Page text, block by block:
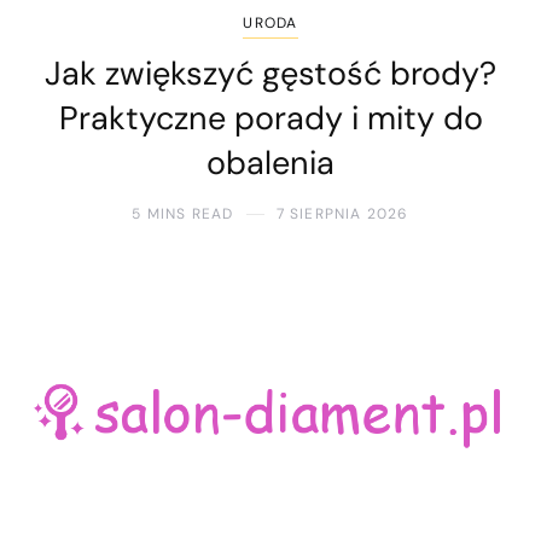
URODA
Jak zwiększyć gęstość brody?
Praktyczne porady i mity do
obalenia
5 MINS READ 7 SIERPNIA 2026